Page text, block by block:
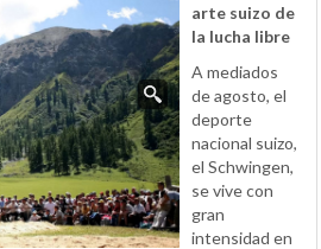
arte suizo de
la lucha libre
A mediados
de agosto, el
deporte
nacional suizo,
el Schwingen,
se vive con
gran
intensidad en